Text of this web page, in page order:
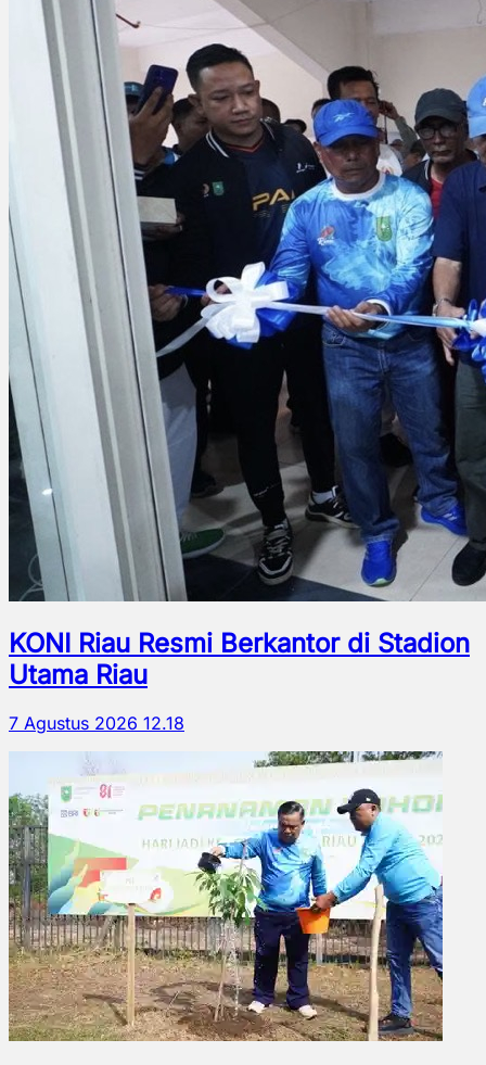
KONI Riau Resmi Berkantor di Stadion
Utama Riau
7 Agustus 2026 12.18